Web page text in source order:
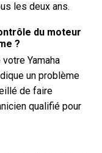
les deux ans.
du moteur
?
Yamaha
un problème
de faire
qualifié pour